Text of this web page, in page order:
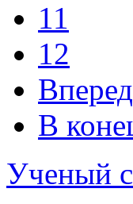
11
12
Вперед
В
Ученый